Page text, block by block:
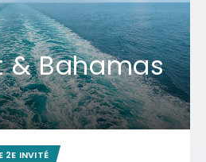
& Bahamas
2E INVITÉ